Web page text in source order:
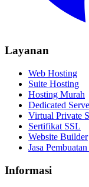
Layanan
Web Hosting
Suite Hosting
Hosting Murah
Dedicated
Virtual Private
Sertifikat SSL
Website Builder
Jasa
Informasi